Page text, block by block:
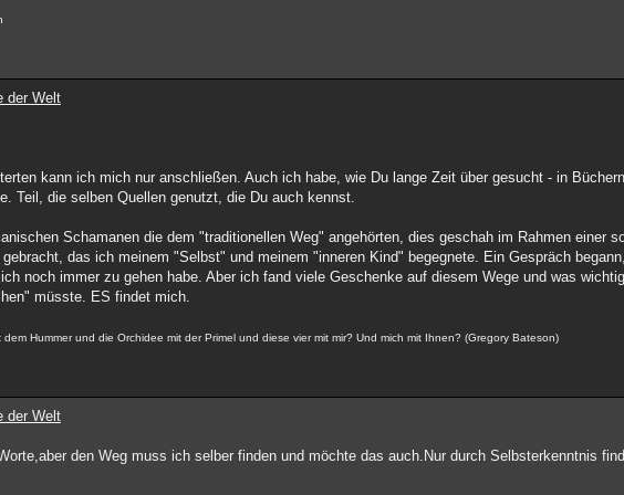
der Welt
kann ich mich nur anschließen. Auch ich habe, wie Du lange Zeit über gesucht - in
Teil, die selben Quellen genutzt, die Du auch kennst.
Schamanen die dem "traditionellen Weg" angehörten, dies geschah im Rahmen einer
das ich meinem "Selbst" und meinem "inneren Kind" begegnete. Ein Gespräch
noch immer zu gehen habe. Aber ich fand viele Geschenke auf diesem Wege und was
müsste. ES findet mich.
Hummer und die Orchidee mit der Primel und diese vier mit mir? Und mich mit Ihnen? (Gregory Bateson)
der Welt
den Weg muss ich selber finden und möchte das auch.Nur durch Selbsterkenntnis